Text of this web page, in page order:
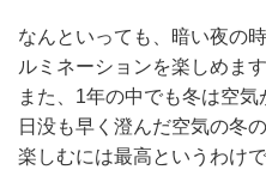
なんといっても、暗い夜の
ルミネーションを楽しめます
また、1年の中でも冬は空気
日没も早く澄んだ空気の冬
楽しむには最高というわけで